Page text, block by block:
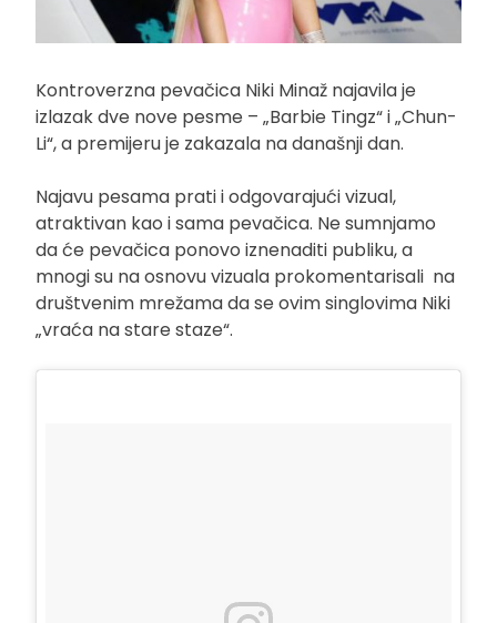
Kontroverzna pevačica Niki Minaž najavila je
izlazak dve nove pesme – „Barbie Tingz“ i „Chun-
Li“, a premijeru je zakazala na današnji dan.
Najavu pesama prati i odgovarajući vizual,
atraktivan kao i sama pevačica. Ne sumnjamo
da će pevačica ponovo iznenaditi publiku, a
mnogi su na osnovu vizuala prokomentarisali na
društvenim mrežama da se ovim singlovima Niki
„vraća na stare staze“.